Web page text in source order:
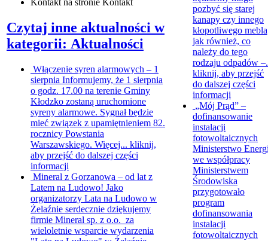
Czytaj inne aktualności w
kategorii: Aktualności
Włączenie syren alarmowych – 1
sierpnia Informujemy, że 1 sierpnia
o godz. 17.00 na terenie Gminy
Kłodzko zostaną uruchomione
syreny alarmowe. Sygnał będzie
mieć związek z upamiętnieniem 82.
rocznicy Powstania
Warszawskiego. Więcej... kliknij,
aby przejść do dalszej części
informacji
Mineral z Gorzanowa – od lat z
Latem na Ludowo! Jako
organizatorzy Lata na Ludowo w
Żelaźnie serdecznie dziękujemy
firmie Mineral sp. z o.o. za
wieloletnie wsparcie wydarzenia
pozbyć się starej
kanapy czy innego
kłopotliwego
jak również, co
należy do tego
rodzaju odpadów
kliknij, aby przejść
do dalszej części
informacji
„Mój Prąd” –
dofinansowanie
instalacji
fotowoltaicznych
Ministerstwo
we współpracy
Ministerstwem
Środowiska
przygotowało
program
dofinansowania
instalacji
fotowoltaicznych